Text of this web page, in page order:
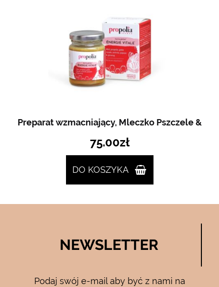
Preparat wzmacniający, Mleczko Pszczele &
75.00zł
DO KOSZYKA
NEWSLETTER
Podaj swój e-mail aby być z nami na